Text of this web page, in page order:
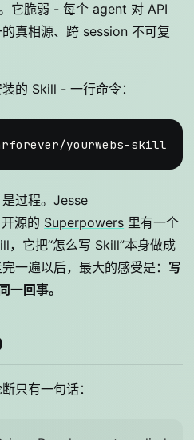
它脆弱 - 每个 agent 对 API
真相源、跨 session 不可复
的 Skill - 一行命令：
过程。Jesse
源的 Superpowers 里有一个
，它把“怎么写 Skill”本身做成
一遍以后，最大的感受是： 写
一回事。
只有一句话：